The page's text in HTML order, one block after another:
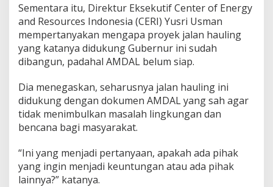
Sementara itu, Direktur Eksekutif Center of Energy
and Resources Indonesia (CERI) Yusri Usman
mempertanyakan mengapa proyek jalan hauling
yang katanya didukung Gubernur ini sudah
dibangun, padahal AMDAL belum siap.
Dia menegaskan, seharusnya jalan hauling ini
didukung dengan dokumen AMDAL yang sah agar
tidak menimbulkan masalah lingkungan dan
bencana bagi masyarakat.
“Ini yang menjadi pertanyaan, apakah ada pihak
yang ingin menjadi keuntungan atau ada pihak
lainnya?” katanya.